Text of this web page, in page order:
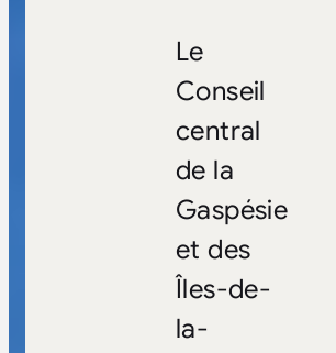
Le
Conseil
central
de la
Gaspésie
et des
Îles-de-
la-